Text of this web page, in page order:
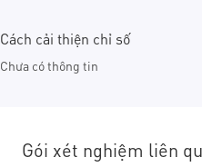
Cách cải thiện chỉ số
Chưa có thông tin
Gói xét nghiệm liên